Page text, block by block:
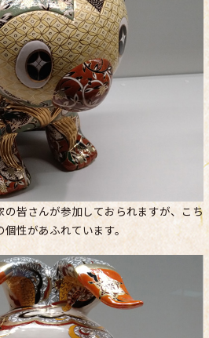
の皆さんが参加しておられますが、こち
性があふれています。